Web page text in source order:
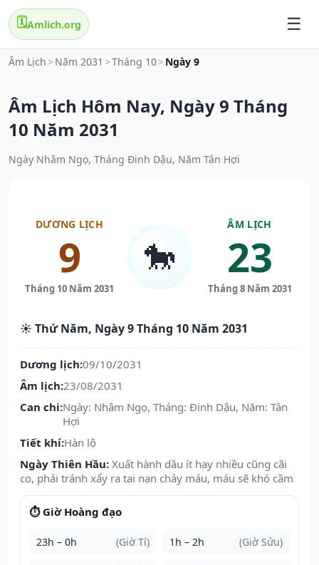
🗓️Amlich.org
Âm Lịch > Năm 2031 >Tháng 10> Ngày 9
Âm Lịch Hôm Nay, Ngày 9 Tháng
10 Năm 2031
Ngày Nhâm Ngọ, Tháng Đinh Dậu, Năm Tân Hợi
DƯƠNG LỊCH
9
Tháng 10 Năm 2031
🐎
ÂM LỊCH
23
Tháng 8 Năm 2031
☀️ Thứ Năm, Ngày 9 Tháng 10 Năm 2031
Dương lịch:09/10/2031
Âm lịch:23/08/2031
Can chi:Ngày: Nhâm Ngọ, Tháng: Đinh Dậu, Năm: Tân
Hợi
Tiết khí:Hàn lộ
Ngày Thiên Hầu: Xuất hành dầu ít hay nhiều cũng cãi
cọ, phải tránh xẩy ra tai nạn chảy máu, máu sẽ khó cầm
⏱️ Giờ Hoàng đạo
23h – 0h (Giờ Tí) 1h – 2h (Giờ Sửu)